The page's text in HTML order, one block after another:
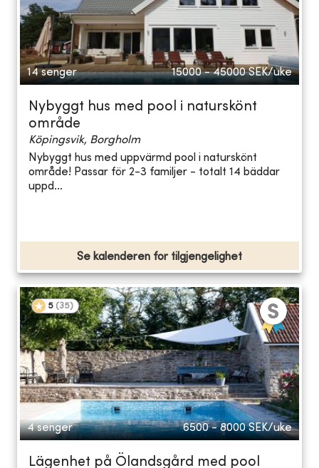
14 senger 15000 - 45000 SEK/uke
Nybyggt hus med pool i naturskönt
område
Köpingsvik, Borgholm
Nybyggt hus med uppvärmd pool i naturskönt
område! Passar för 2-3 familjer - totalt 14 bäddar
uppd...
Se kalenderen for tilgjengelighet
5 (35)
4 senger 6500 - 8000 SEK/uke
Lägenhet på Ölandsgård med pool